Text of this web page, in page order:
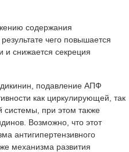
содержания
чего повышается
и снижается секреция
подавление АПФ
как циркулирующей, так
системы, при этом также
Возможно, что этот
антигипертензивного
механизма развития